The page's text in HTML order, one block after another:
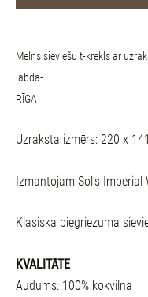
Melns sieviešu t-krekls ar
labda-
RĪGA
Uzraksta izmērs: 220 x
Izmantojam Sol's Imperial
Klasiska piegriezuma
KVALITĀTE
Audums: 100% kokvilna